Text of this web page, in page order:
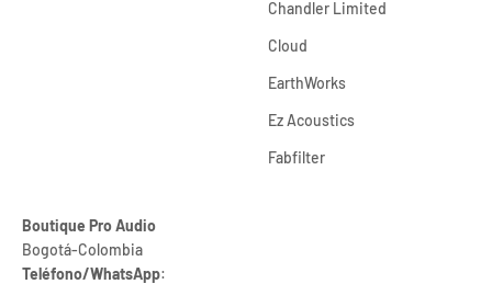
Boutique Pro Audio
Bogotá-Colombia
Teléfono/WhatsApp:
Chandler Limited
Cloud
EarthWorks
Ez Acoustics
Fabfilter